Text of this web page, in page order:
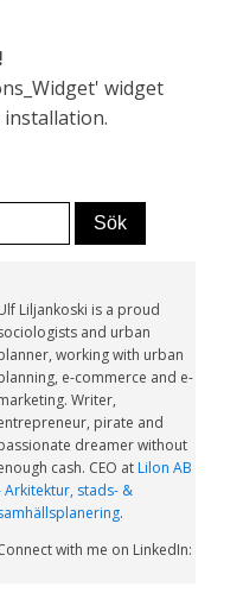
widget
Liljankoski is a proud
and urban
working with urban
e-commerce and e-
Writer,
pirate and
dreamer without
cash. CEO at Lilon AB
Arkitektur, stads- &
.
with me on LinkedIn: